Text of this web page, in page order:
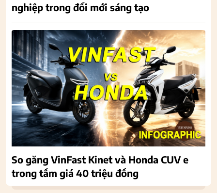
nghiệp trong đổi mới sáng tạo
So găng VinFast Kinet và Honda CUV e
trong tầm giá 40 triệu đồng